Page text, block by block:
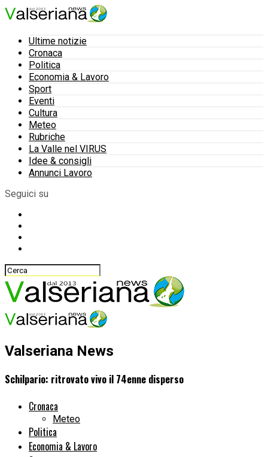
Ultime notizie
Cronaca
Politica
Economia & Lavoro
Sport
Eventi
Cultura
Meteo
Rubriche
La Valle nel VIRUS
Idee & consigli
Annunci Lavoro
Seguici su
Valseriana News
Schilpario: ritrovato vivo il 74enne disperso
Cronaca
Meteo
Politica
Economia & Lavoro